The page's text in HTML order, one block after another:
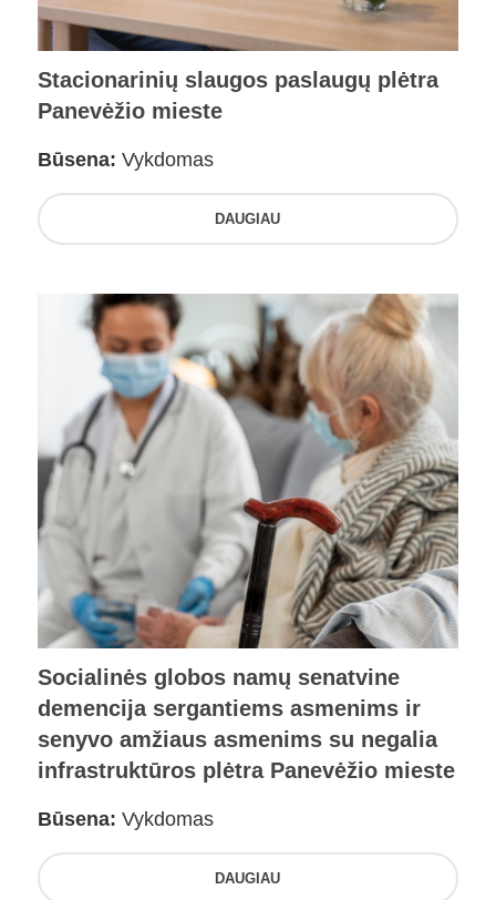
Stacionarinių slaugos paslaugų plėtra
Panevėžio mieste
Būsena: Vykdomas
DAUGIAU
Socialinės globos namų senatvine
demencija sergantiems asmenims ir
senyvo amžiaus asmenims su negalia
infrastruktūros plėtra Panevėžio mieste
Būsena: Vykdomas
DAUGIAU